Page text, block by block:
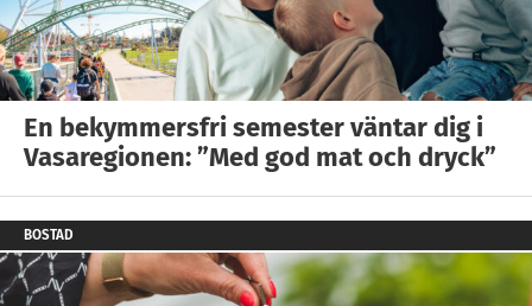
En bekymmersfri semester väntar dig i
Vasaregionen: ”Med god mat och dryck”
BOSTAD